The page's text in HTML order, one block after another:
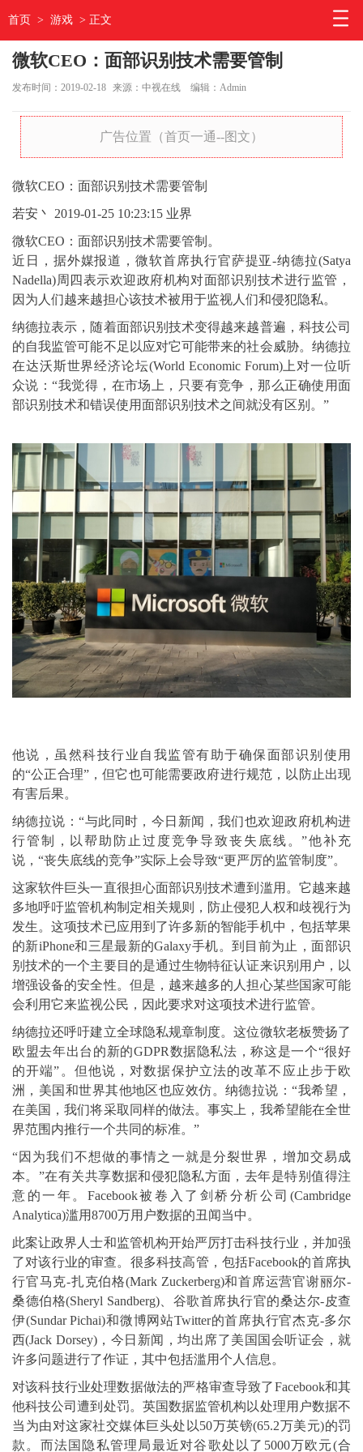
首页 > 游戏 > 正文
微软CEO：面部识别技术需要管制
发布时间：2019-02-18 来源：中视在线 编辑：Admin
广告位置（首页一通--图文）
微软CEO：面部识别技术需要管制
若安丶 2019-01-25 10:23:15 业界
微软CEO：面部识别技术需要管制。
近日，据外媒报道，微软首席执行官萨提亚-纳德拉(Satya
Nadella)周四表示欢迎政府机构对面部识别技术进行监管，
因为人们越来越担心该技术被用于监视人们和侵犯隐私。
纳德拉表示，随着面部识别技术变得越来越普遍，科技公司
的自我监管可能不足以应对它可能带来的社会威胁。纳德拉
在达沃斯世界经济论坛(World Economic Forum)上对一位听
众说：“我觉得，在市场上，只要有竞争，那么正确使用面
部识别技术和错误使用面部识别技术之间就没有区别。”
他说，虽然科技行业自我监管有助于确保面部识别使用
的“公正合理”，但它也可能需要政府进行规范，以防止出现
有害后果。
纳德拉说：“与此同时，今日新闻，我们也欢迎政府机构进
行管制，以帮助防止过度竞争导致丧失底线。”他补充
说，“丧失底线的竞争”实际上会导致“更严厉的监管制度”。
这家软件巨头一直很担心面部识别技术遭到滥用。它越来越
多地呼吁监管机构制定相关规则，防止侵犯人权和歧视行为
发生。这项技术已应用到了许多新的智能手机中，包括苹果
的新iPhone和三星最新的Galaxy手机。到目前为止，面部识
别技术的一个主要目的是通过生物特征认证来识别用户，以
增强设备的安全性。但是，越来越多的人担心某些国家可能
会利用它来监视公民，因此要求对这项技术进行监管。
纳德拉还呼吁建立全球隐私规章制度。这位微软老板赞扬了
欧盟去年出台的新的GDPR数据隐私法，称这是一个“很好
的开端”。但他说，对数据保护立法的改革不应止步于欧
洲，美国和世界其他地区也应效仿。纳德拉说：“我希望，
在美国，我们将采取同样的做法。事实上，我希望能在全世
界范围内推行一个共同的标准。”
“因为我们不想做的事情之一就是分裂世界，增加交易成
本。”在有关共享数据和侵犯隐私方面，去年是特别值得注
意的一年。Facebook被卷入了剑桥分析公司(Cambridge
Analytica)滥用8700万用户数据的丑闻当中。
此案让政界人士和监管机构开始严厉打击科技行业，并加强
了对该行业的审查。很多科技高管，包括Facebook的首席执
行官马克-扎克伯格(Mark Zuckerberg)和首席运营官谢丽尔-
桑德伯格(Sheryl Sandberg)、谷歌首席执行官的桑达尔-皮查
伊(Sundar Pichai)和微博网站Twitter的首席执行官杰克-多尔
西(Jack Dorsey)，今日新闻，均出席了美国国会听证会，就
许多问题进行了作证，其中包括滥用个人信息。
对该科技行业处理数据做法的严格审查导致了Facebook和其
他科技公司遭到处罚。英国数据监管机构以处理用户数据不
当为由对这家社交媒体巨头处以50万英镑(65.2万美元)的罚
款。而法国隐私管理局最近对谷歌处以了5000万欧元(合